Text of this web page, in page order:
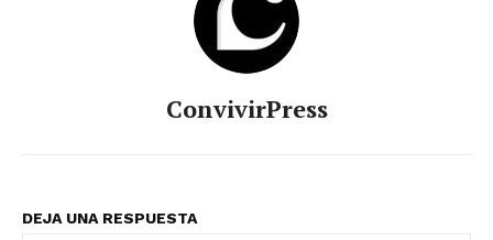
ConvivirPress
DEJA UNA RESPUESTA